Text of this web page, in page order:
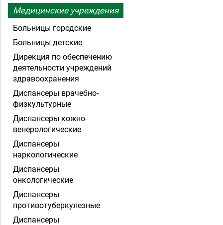
Медицинские учреждения
Больницы городские
Больницы детские
Дирекция по обеспечению
деятельности учреждений
здравоохранения
Диспансеры врачебно-
физкультурные
Диспансеры кожно-
венерологические
Диспансеры
наркологические
Диспансеры
онкологические
Диспансеры
противотуберкулезные
Диспансеры